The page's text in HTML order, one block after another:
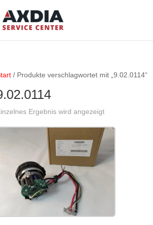
/ Produkte verschlagwortet mit „9.02.0114“
Ergebnis wird angezeigt